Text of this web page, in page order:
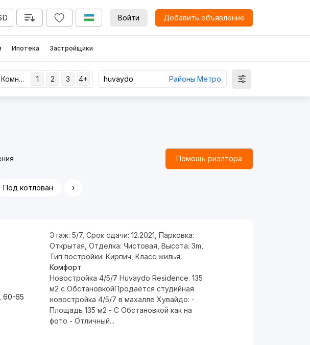
Войти Добавить объявление
Ипотека Застройщики
Комнаты 1 2 3 4+ Районы Метро
Помощь риэлтора
Под котлован ›
60-65
Этаж: 5/7, Срок сдачи: 12.2021 Парковка:
Открытая Отделка: Чистовая Высота: 3m
Тип постройки: Кирпич Класс жилья:
Комфорт
Новостройка 4/5/7 Huvaydo Residence. 135
м2 с ОбстановкойПродаётся студийная
новостройка 4/5/7 в махалле Хувайдо: -
Площадь 135 м2 - С Обстановкой как на
фото - Отличный...